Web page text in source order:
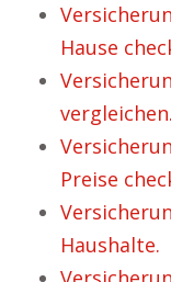
Hause
vergleichen.
Preise
Haushalte.